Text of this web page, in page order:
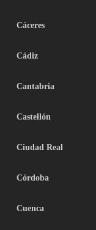
Cáceres
Cádiz
Cantabria
Castellón
Ciudad Real
Córdoba
Cuenca